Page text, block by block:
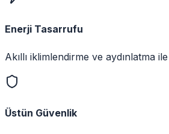
Enerji Tasarrufu
Akıllı iklimlendirme ve aydınlatma
Üstün Güvenlik